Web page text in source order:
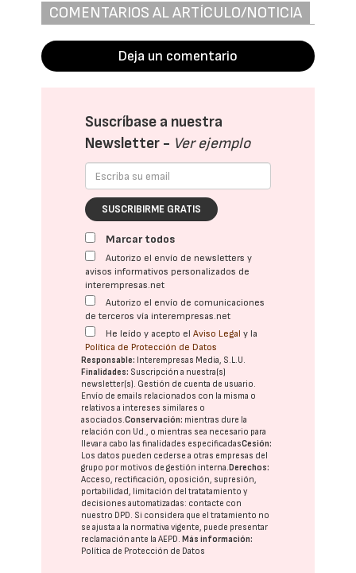
COMENTARIOS AL ARTÍCULO/NOTICIA
Deja un comentario
Suscríbase a nuestra
Newsletter - Ver ejemplo
SUSCRIBIRME GRATIS
Marcar todos
Autorizo el envío de newsletters y
avisos informativos personalizados de
interempresas.net
Autorizo el envío de comunicaciones
de terceros vía interempresas.net
He leído y acepto elAviso Legal y la
Política de Protección de Datos
Responsable: Interempresas Media, S.L.U.
Finalidades: Suscripción a nuestra(s)
newsletter(s). Gestión de cuenta de usuario.
Envío de emails relacionados con la misma o
relativos a intereses similares o
asociados.Conservación: mientras dure la
relación con Ud., o mientras sea necesario para
llevar a cabo las finalidades especificadasCesión:
Los datos pueden cederse a otras empresas del
grupo por motivos de gestión interna. Derechos:
Acceso, rectificación, oposición, supresión,
portabilidad, limitación del tratatamiento y
decisiones automatizadas: contacte con
nuestro DPD. Si considera que el tratamiento no
se ajusta a la normativa vigente, puede presentar
reclamación ante laAEPD. Más información:
Política de Protección de Datos